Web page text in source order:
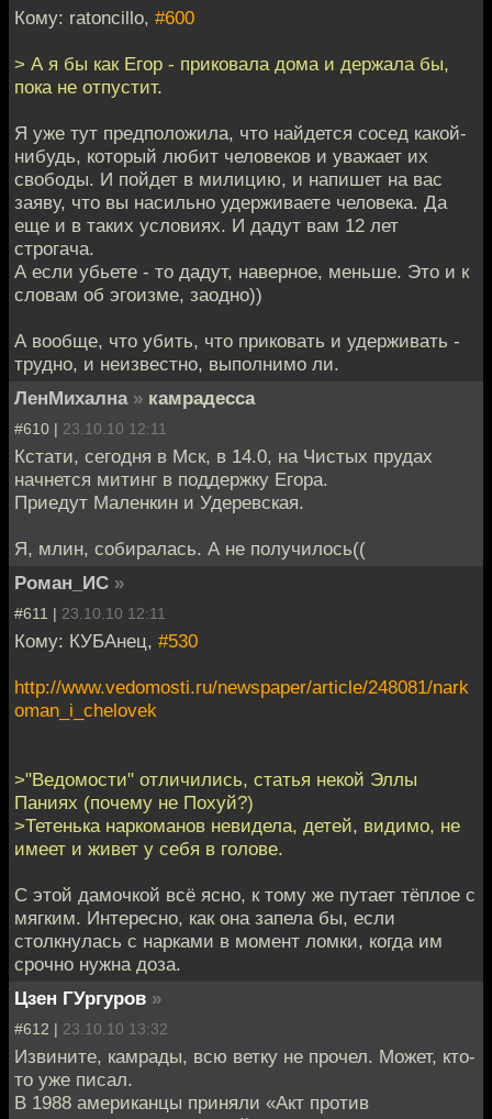
Кому: ratoncillo, #600
> А я бы как Егор - приковала дома и держала бы,
пока не отпустит.
Я уже тут предположила, что найдется сосед какой-
нибудь, который любит человеков и уважает их
свободы. И пойдет в милицию, и напишет на вас
заяву, что вы насильно удерживаете человека. Да
еще и в таких условиях. И дадут вам 12 лет
строгача.
А если убьете - то дадут, наверное, меньше. Это и к
словам об эгоизме, заодно))
А вообще, что убить, что приковать и удерживать -
трудно, и неизвестно, выполнимо ли.
ЛенМихална » камрадесса
#610 | 23.10.10 12:11
Кстати, сегодня в Мск, в 14.0, на Чистых прудах
начнется митинг в поддержку Егора.
Приедут Маленкин и Удеревская.
Я, млин, собиралась. А не получилось((
Роман_ИС »
#611 | 23.10.10 12:11
Кому: КУБАнец, #530
http://www.vedomosti.ru/newspaper/article/248081/nark
oman_i_chelovek
>"Ведомости" отличились, статья некой Эллы
Паниях (почему не Похуй?)
>Тетенька наркоманов невидела, детей, видимо, не
имеет и живет у себя в голове.
С этой дамочкой всё ясно, к тому же путает тёплое с
мягким. Интересно, как она запела бы, если
столкнулась с нарками в момент ломки, когда им
срочно нужна доза.
Цзен ГУргуров »
#612 | 23.10.10 13:32
Извините, камрады, всю ветку не прочел. Может, кто-
то уже писал.
В 1988 американцы приняли «Акт против